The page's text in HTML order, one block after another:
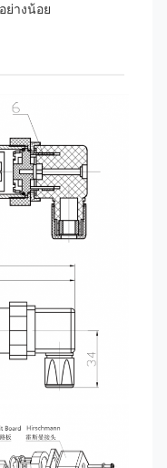
ย่างน้อย